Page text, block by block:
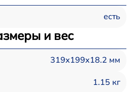
есть
и вес
319x199x18.2 мм
1.15 кг